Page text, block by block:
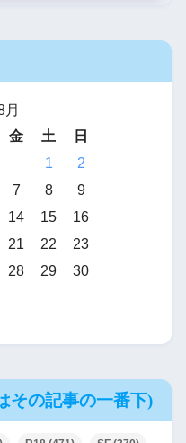
月
金 土
日
1
2
7 8
9
14 15
16
21 22
23
28 29
30
その記事の一番下)